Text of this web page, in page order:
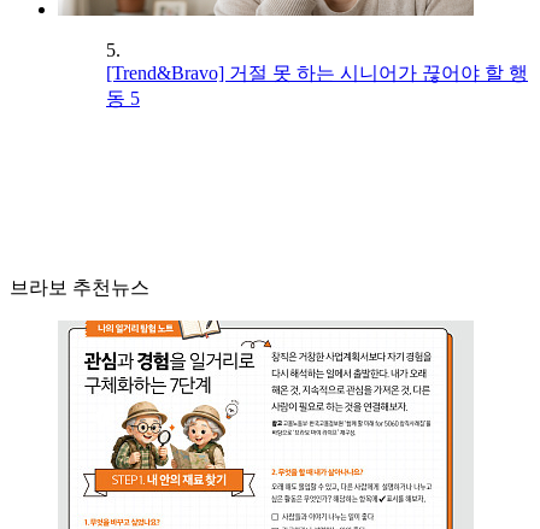
5.
[Trend&Bravo] 거절 못 하는 시니어가 끊어야 할 행
동 5
브라보 추천뉴스